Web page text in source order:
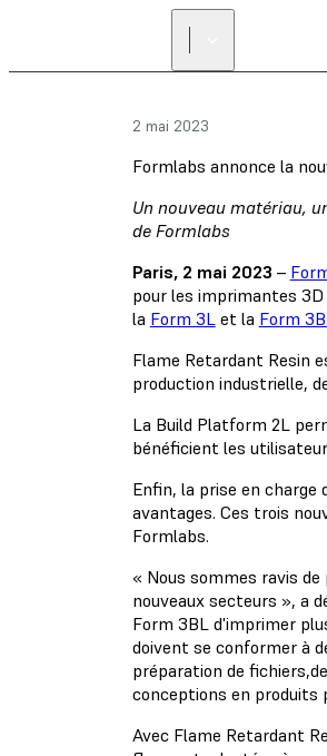
2 mai 2023
Formlabs annonce la
Un nouveau matériau,
de Formlabs
Paris, 2 mai 2023 –
pour les imprimantes 3D
la Form 3Let la Form
Flame Retardant Resin
production industrielle,
La Build Platform 2L
bénéficient les
Enfin, la prise en
avantages. Ces trois
Formlabs.
« Nous sommes ravis
nouveaux secteurs », a
Form 3BL d'imprimer
doivent se conformer à
préparation de
conceptions en produits
Avec Flame Retardant